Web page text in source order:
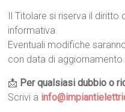
Il Titolare si riserva il
informativa.
Eventuali modifiche
con data di aggiornamento.
📩 Per qualsiasi dubbio o
Scrivi a